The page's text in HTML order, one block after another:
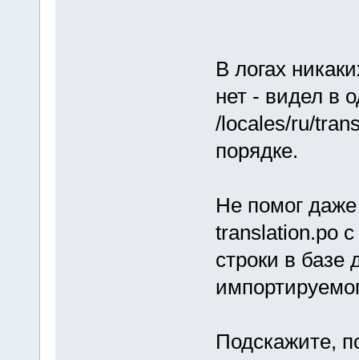
В логах
нет - видел в
/locales/ru/
порядке.
Не помог
translation.po
строки в базе
Подскажите,